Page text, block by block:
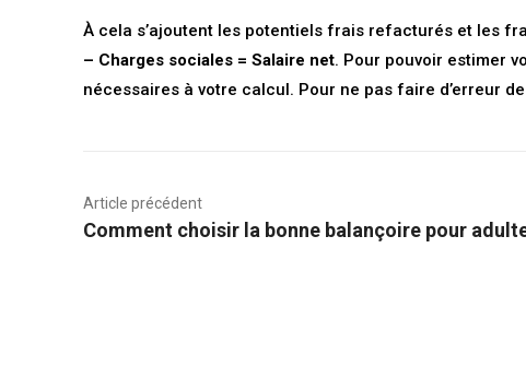
À cela s’ajoutent les potentiels frais refacturés et les
– Charges sociales = Salaire net. Pour pouvoir estimer
nécessaires à votre calcul. Pour ne pas faire d’erreur
Article précédent
Comment choisir la bonne balançoire pour